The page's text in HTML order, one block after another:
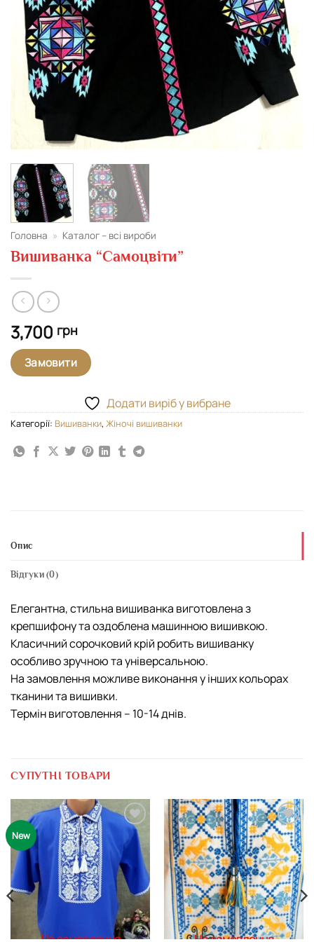
Головна » Каталог – всі вироби
Вишиванка “Cамоцвіти”
3,700 грн
Замовити
Додати виріб у вибране
Категорії: Вишиванки, Жіночі вишиванки
Опис
Відгуки (0)
Елегантна, стильна вишиванка виготовлена з
крепшифону та оздоблена машинною вишивкою.
Класичний сорочковий крій робить вишиванку
особливо зручною та універсальною.
На замовлення можливе виконання у інших кольорах
тканини та вишивки.
Термін виготовлення – 10-14 днів.
СУПУТНІ ТОВАРИ
New
Додати
виріб у
вибране
Додати
виріб у
вибране